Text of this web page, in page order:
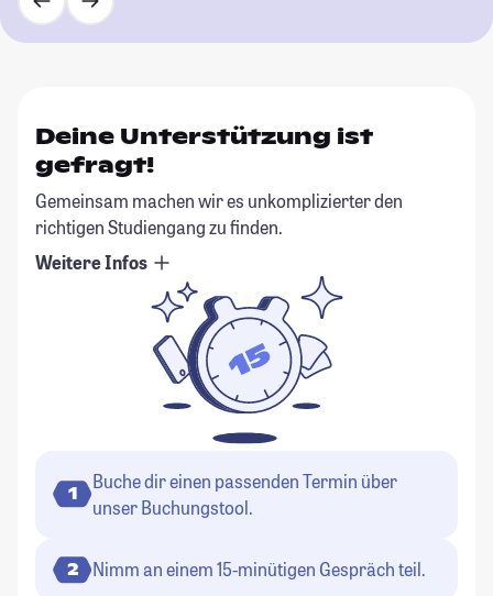
Deine Unterstützung ist
gefragt!
Gemeinsam machen wir es unkomplizierter den
richtigen Studiengang zu finden.
Weitere Infos
1
Buche dir einen passenden Termin über
unser Buchungstool.
2 Nimm an einem 15-minütigen Gespräch teil.